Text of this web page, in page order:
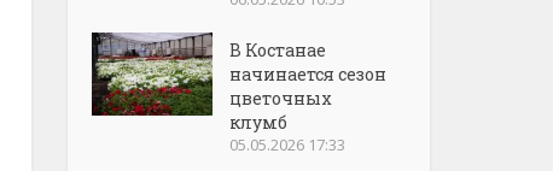
В Костанае
начинается сезон
цветочных
клумб
05.05.2026 17:33